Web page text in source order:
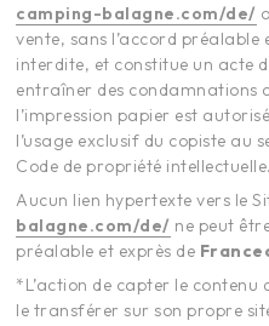
camping-balagne.com/de/
vente, sans l’accord préalable
interdite, et constitue un acte
entraîner des condamnations
l’impression papier est
l’usage exclusif du copiste au
Code de propriété intellectuelle.
Aucun lien hypertexte vers le
balagne.com/de/ ne peut
préalable et exprès de
*L’action de capter le contenu
le transférer sur son propre